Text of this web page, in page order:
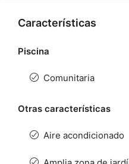
Características
Piscina
Comunitaria
Otras características
Aire acondicionado